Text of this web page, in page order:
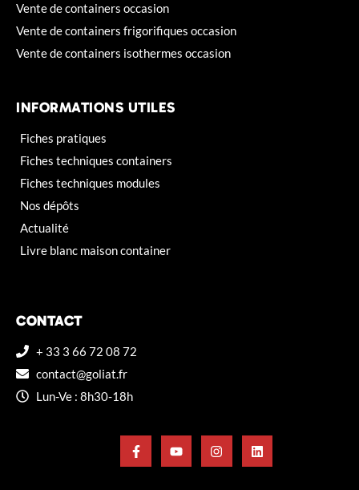
Vente de containers occasion
Vente de containers frigorifiques occasion
Vente de containers isothermes occasion
INFORMATIONS UTILES
Fiches pratiques
Fiches techniques containers
Fiches techniques modules
Nos dépôts
Actualité
Livre blanc maison container
CONTACT
+ 33 3 66 72 08 72
contact@goliat.fr
Lun-Ve : 8h30-18h